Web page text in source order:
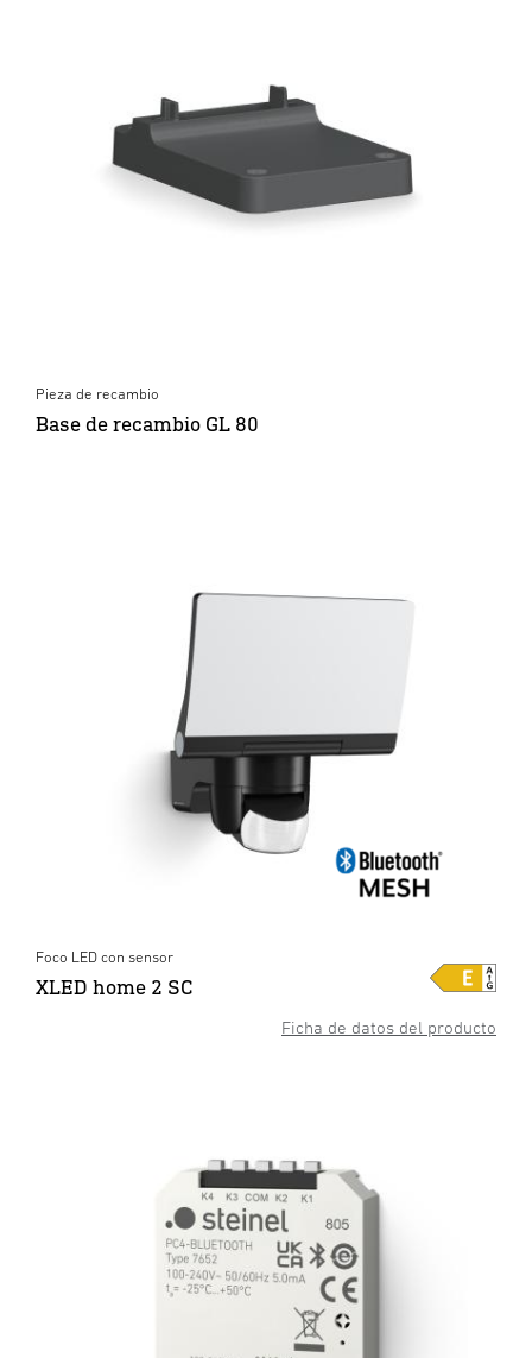
Pieza de recambio
Base de recambio GL 80
Ficha de datos del producto
Foco LED con sensor
XLED home 2 SC